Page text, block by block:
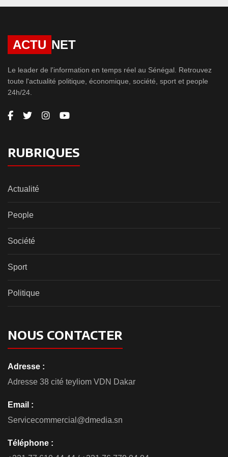
ACTU NET
Le leader de l'information en temps réel au Sénégal. Retrouvez
toute l'actualité politique, économique, société, sport et people
24h/24.
RUBRIQUES
Actualité
People
Société
Sport
Politique
NOUS CONTACTER
Adresse :
Adresse 38 cité teyliom VDN Dakar
Email :
Servicecommercial@dmedia.sn
Téléphone :